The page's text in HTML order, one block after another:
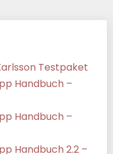
Testpaket
Handbuch –
Handbuch –
Handbuch 2.2 –